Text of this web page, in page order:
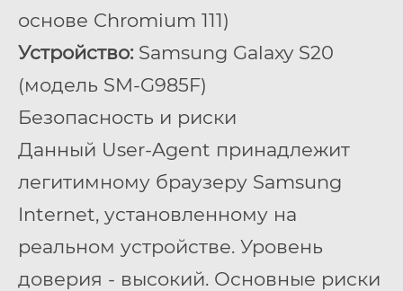
основе Chromium 111)
Устройство:Samsung Galaxy S20
(модель SM-G985F)
Безопасность и риски
Данный User-Agent принадлежит
легитимному браузеру Samsung
Internet, установленному на
реальном устройстве. Уровень
доверия - высокий. Основные риски